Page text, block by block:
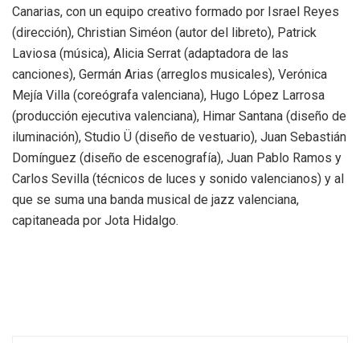
Canarias, con un equipo creativo formado por Israel Reyes
(dirección), Christian Siméon (autor del libreto), Patrick
Laviosa (música), Alicia Serrat (adaptadora de las
canciones), Germán Arias (arreglos musicales), Verónica
Mejía Villa (coreógrafa valenciana), Hugo López Larrosa
(producción ejecutiva valenciana), Himar Santana (diseño de
iluminación), Studio Ü (diseño de vestuario), Juan Sebastián
Domínguez (diseño de escenografía), Juan Pablo Ramos y
Carlos Sevilla (técnicos de luces y sonido valencianos) y al
que se suma una banda musical de jazz valenciana,
capitaneada por Jota Hidalgo.